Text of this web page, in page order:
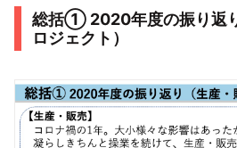
総括① 2020年度の振り返
ロジェクト）